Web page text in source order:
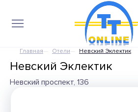
Главная Отели Невский Эклектик
Невский Эклектик
Невский проспект, 136